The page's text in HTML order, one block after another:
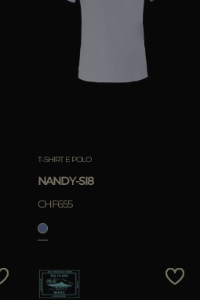
T-SHIRT E POLO
NANDY-SI8
CHF655